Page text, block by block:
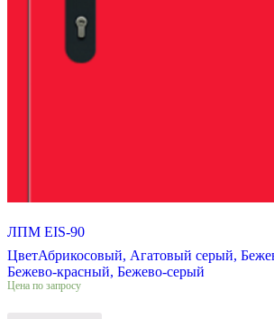
ЛПМ EIS-90
ЦветАбрикосовый, Агатовый серый,
Бежево-красный, Бежево-серый
Цена по запросу